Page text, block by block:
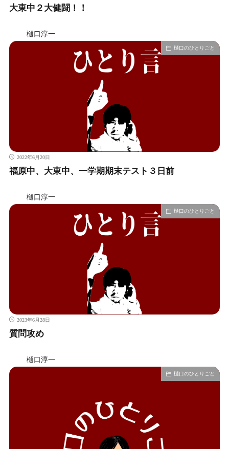
大東中２大健闘！！
樋口淳一
樋口のひとりごと
2022年6月20日
福原中、大東中、一学期期末テスト３日前
樋口淳一
樋口のひとりごと
2023年6月28日
質問攻め
樋口淳一
樋口のひとりごと